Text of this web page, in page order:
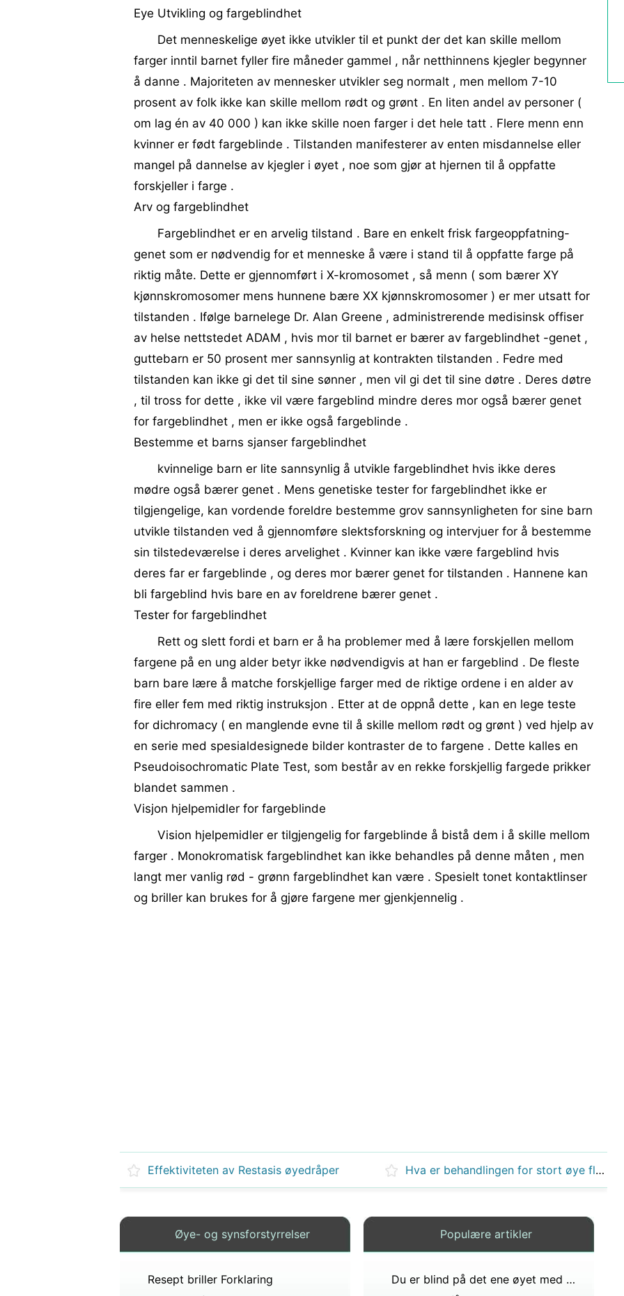
Eye Utvikling og fargeblindhet
Det menneskelige øyet ikke utvikler til et punkt der det kan skille mellom
farger inntil barnet fyller fire måneder gammel , når netthinnens kjegler begynner
å danne . Majoriteten av mennesker utvikler seg normalt , men mellom 7-10
prosent av folk ikke kan skille mellom rødt og grønt . En liten andel av personer (
om lag én av 40 000 ) kan ikke skille noen farger i det hele tatt . Flere menn enn
kvinner er født fargeblinde . Tilstanden manifesterer av enten misdannelse eller
mangel på dannelse av kjegler i øyet , noe som gjør at hjernen til å oppfatte
forskjeller i farge .
Arv og fargeblindhet
Fargeblindhet er en arvelig tilstand . Bare en enkelt frisk fargeoppfatning-
genet som er nødvendig for et menneske å være i stand til å oppfatte farge på
riktig måte. Dette er gjennomført i X-kromosomet , så menn ( som bærer XY
kjønnskromosomer mens hunnene bære XX kjønnskromosomer ) er mer utsatt for
tilstanden . Ifølge barnelege Dr. Alan Greene , administrerende medisinsk offiser
av helse nettstedet ADAM , hvis mor til barnet er bærer av fargeblindhet -genet ,
guttebarn er 50 prosent mer sannsynlig at kontrakten tilstanden . Fedre med
tilstanden kan ikke gi det til sine sønner , men vil gi det til sine døtre . Deres døtre
, til tross for dette , ikke vil være fargeblind mindre deres mor også bærer genet
for fargeblindhet , men er ikke også fargeblinde .
Bestemme et barns sjanser fargeblindhet
kvinnelige barn er lite sannsynlig å utvikle fargeblindhet hvis ikke deres
mødre også bærer genet . Mens genetiske tester for fargeblindhet ikke er
tilgjengelige, kan vordende foreldre bestemme grov sannsynligheten for sine barn
utvikle tilstanden ved å gjennomføre slektsforskning og intervjuer for å bestemme
sin tilstedeværelse i deres arvelighet . Kvinner kan ikke være fargeblind hvis
deres far er fargeblinde , og deres mor bærer genet for tilstanden . Hannene kan
bli fargeblind hvis bare en av foreldrene bærer genet .
Tester for fargeblindhet
Rett og slett fordi et barn er å ha problemer med å lære forskjellen mellom
fargene på en ung alder betyr ikke nødvendigvis at han er fargeblind . De fleste
barn bare lære å matche forskjellige farger med de riktige ordene i en alder av
fire eller fem med riktig instruksjon . Etter at de oppnå dette , kan en lege teste
for dichromacy ( en manglende evne til å skille mellom rødt og grønt ) ved hjelp av
en serie med spesialdesignede bilder kontraster de to fargene . Dette kalles en
Pseudoisochromatic Plate Test, som består av en rekke forskjellig fargede prikker
blandet sammen .
Visjon hjelpemidler for fargeblinde
Vision hjelpemidler er tilgjengelig for fargeblinde å bistå dem i å skille mellom
farger . Monokromatisk fargeblindhet kan ikke behandles på denne måten , men
langt mer vanlig rød - grønn fargeblindhet kan være . Spesielt tonet kontaktlinser
og briller kan brukes for å gjøre fargene mer gjenkjennelig .
Effektiviteten av Restasis øyedråper Hva er behandlingen for stort øye flytere
Øye- og synsforstyrrelser
Resept briller Forklaring
Populære artikler
Du er blind på det ene øyet med en misformet pupill du ble født, hva heter det?